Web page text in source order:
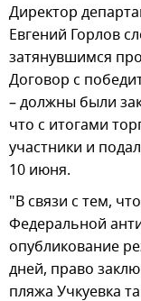
Директор
Евгений Горлов
затянувшимся
Договор с
– должны были
что с итогами
участники и
10 июня.
"В связи с тем,
Федеральной
опубликование
дней, право
пляжа Учкуевка